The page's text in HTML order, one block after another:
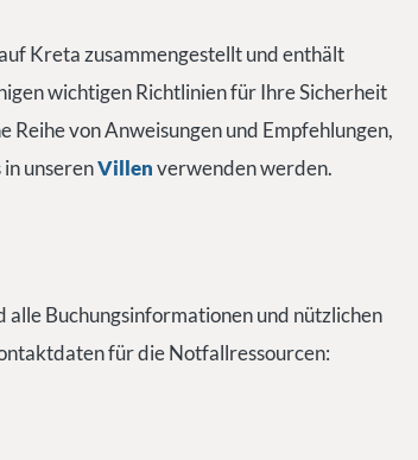
Kreta zusammengestellt und enthält
wichtigen Richtlinien für Ihre Sicherheit
Reihe von Anweisungen und Empfehlungen,
unserenVillenverwenden werden.
alle Buchungsinformationen und nützlichen
für die Notfallressourcen: